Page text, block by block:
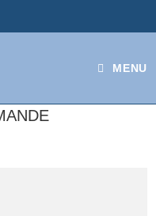
MENU